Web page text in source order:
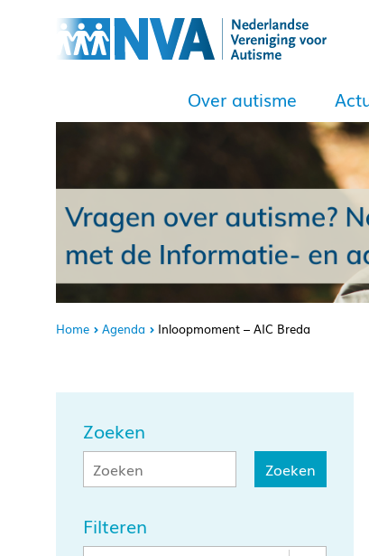
Over autisme
Home Agenda Inloopmoment – AIC Breda
Zoeken
Filteren